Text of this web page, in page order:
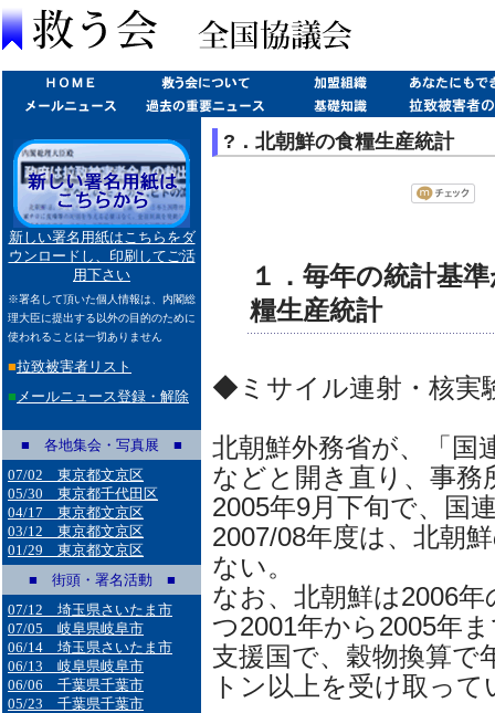
新しい署名用紙はこちらをダ
ウンロードし、印刷してご活
用下さい
※署名して頂いた個人情報は、内閣総
理大臣に提出する以外の目的のために
使われることは一切ありません
■拉致被害者リスト
■ メールニュース登録・解除
■ 各地集会・写真展 ■
07/02 東京都文京区
05/30 東京都千代田区
04/17 東京都文京区
03/12 東京都文京区
01/29 東京都文京区
■ 街頭・署名活動 ■
07/12 埼玉県さいたま市
07/05 岐阜県岐阜市
06/14 埼玉県さいたま市
06/13 岐阜県岐阜市
06/06 千葉県千葉市
05/23 千葉県千葉市
?．北朝鮮の食糧生産統計
１．毎年の統計基
糧生産統計
◆ミサイル連射・核実
北朝鮮外務省が、「国
などと開き直り、事
2005年9月下旬で、国
2007/08年度は、北朝
ない。
なお、北朝鮮は2006
つ2001年から2005年
支援国で、穀物換算で
トン以上を受け取っ